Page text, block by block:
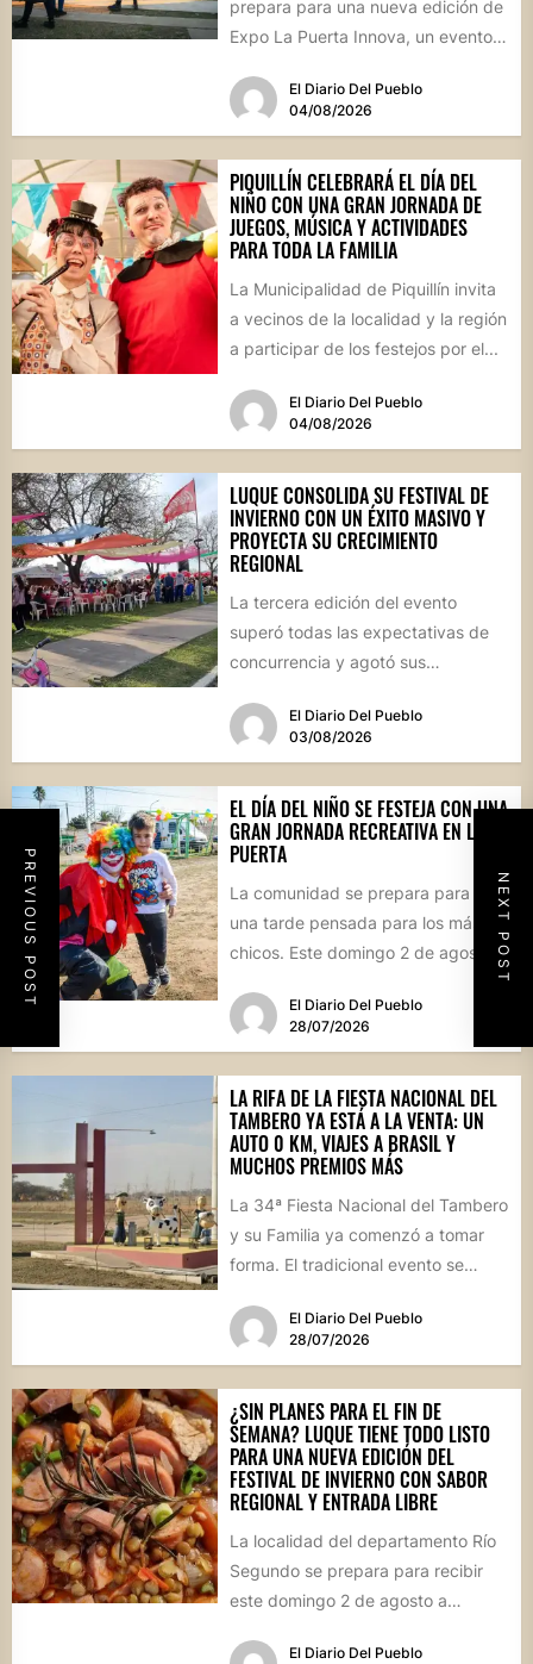
PREVIOUS POST NEXT POST
prepara para una nueva edición de
Expo La Puerta Innova, un evento
El Diario Del Pueblo
04/08/2026
PIQUILLÍN CELEBRARÁ EL DÍA DEL
NIÑO CON UNA GRAN JORNADA DE
JUEGOS, MÚSICA Y ACTIVIDADES
PARA TODA LA FAMILIA
La Municipalidad de Piquillín invita
a vecinos de la localidad y la región
a participar de los festejos por el...
El Diario Del Pueblo
04/08/2026
LUQUE CONSOLIDA SU FESTIVAL DE
INVIERNO CON UN ÉXITO MASIVO Y
PROYECTA SU CRECIMIENTO
REGIONAL
La tercera edición del evento
superó todas las expectativas de
concurrencia y agotó sus
marco, el...El Diario Del Pueblo
03/08/2026
EL DÍA DEL NIÑO SE FESTEJA CON UNA
GRAN JORNADA RECREATIVA EN LA
PUERTA
La comunidad se prepara para vivir
una tarde pensada para los más
chicos. Este domingo 2 de agosto,
El Diario Del Pueblo
28/07/2026
LA RIFA DE LA FIESTA NACIONAL DEL
TAMBERO YA ESTÁ A LA VENTA: UN
AUTO 0 KM, VIAJES A BRASIL Y
MUCHOS PREMIOS MÁS
La 34ª Fiesta Nacional del Tambero
y su Familia ya comenzó a tomar
forma. El tradicional evento se
El Diario Del Pueblo
28/07/2026
¿SIN PLANES PARA EL FIN DE
SEMANA? LUQUE TIENE TODO LISTO
PARA UNA NUEVA EDICIÓN DEL
FESTIVAL DE INVIERNO CON SABOR
REGIONAL Y ENTRADA LIBRE
La localidad del departamento Río
Segundo se prepara para recibir
este domingo 2 de agosto a
El Diario Del Pueblo